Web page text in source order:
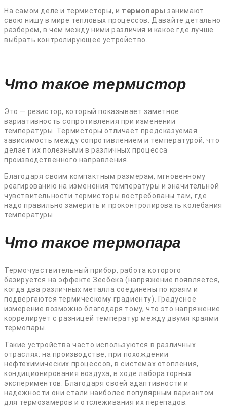
На самом деле и термисторы, и термопары занимают
свою нишу в мире тепловых процессов. Давайте детально
разберём, в чём между ними различия и какое где лучше
выбрать контролирующее устройство.
Что такое термистор
Это — резистор, который показывает заметное
вариативность сопротивления при изменении
температуры. Термисторы отличает предсказуемая
зависимость между сопротивлением и температурой, что
делает их полезными в различных процесса
производственного направления.
Благодаря своим компактным размерам, мгновенному
реагированию на изменения температуры и значительной
чувствительности термисторы востребованы там, где
надо правильно замерить и проконтролировать колебания
температуры.
Что такое термопара
Термочувствительный прибор, работа которого
базируется на эффекте Зеебека (напряжение появляется,
когда два различных металла соединены по краям и
подвергаются термическому градиенту). Градусное
измерение возможно благодаря тому, что это напряжение
коррелирует с разницей температур между двумя краями
термопары.
Такие устройства часто используются в различных
отраслях: на производстве, при похождении
нефтехимических процессов, в системах отопления,
кондиционирования воздуха, в ходе лабораторных
экспериментов. Благодаря своей адаптивности и
надежности они стали наиболее популярным вариантом
для термозамеров и отслеживания их перепадов.